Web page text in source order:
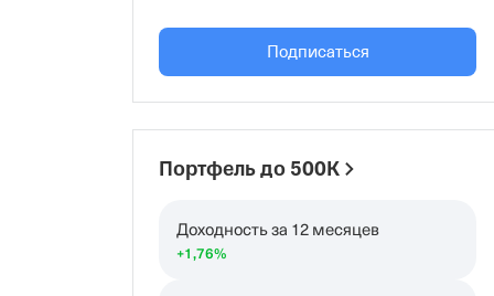
Квалифицированный инвестор
Теперь за СУПЕРКВАЛОМ??? 🤔🤔🤔
Подписаться
Портфель до 500K
Доходность за 12 месяцев
+1,76%